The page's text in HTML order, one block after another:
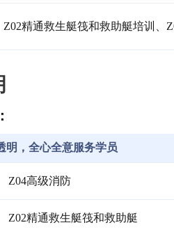
Z02精通救生艇筏和救助艇培训、
明，全心全意服务学员
Z04高级消防
Z02精通救生艇筏和救助艇